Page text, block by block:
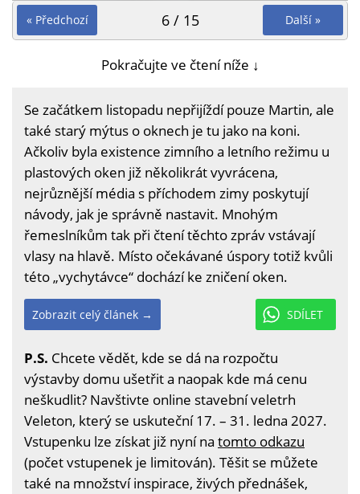
« Předchozí Další »
6 / 15
Pokračujte ve čtení níže ↓
Se začátkem listopadu nepřijíždí pouze Martin, ale
také starý mýtus o oknech je tu jako na koni.
Ačkoliv byla existence zimního a letního režimu u
plastových oken již několikrát vyvrácena,
nejrůznější média s příchodem zimy poskytují
návody, jak je správně nastavit. Mnohým
řemeslníkům tak při čtení těchto zpráv vstávají
vlasy na hlavě. Místo očekávané úspory totiž kvůli
této „vychytávce“ dochází ke zničení oken.
SDÍLET
Zobrazit celý článek →
P.S. Chcete vědět, kde se dá na rozpočtu
výstavby domu ušetřit a naopak kde má cenu
neškudlit? Navštivte online stavební veletrh
Veleton, který se uskuteční 17. – 31. ledna 2027.
Vstupenku lze získat již nyní na tomto odkazu
(počet vstupenek je limitován). Těšit se můžete
také na množství inspirace, živých přednášek,